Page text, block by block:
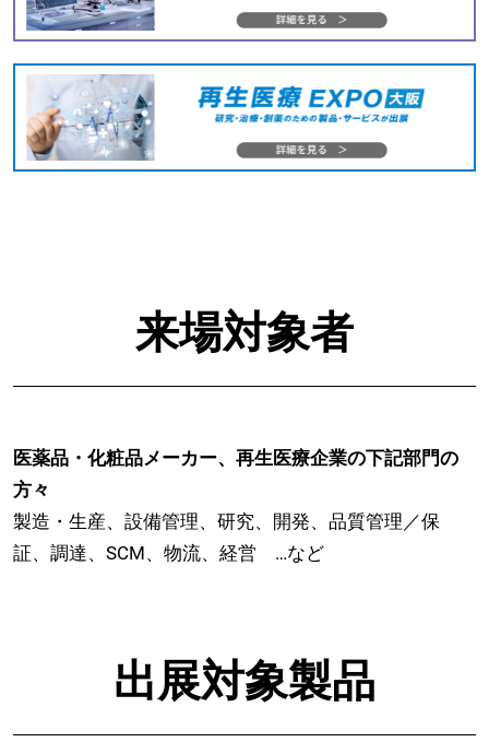
来場対象者
医薬品・化粧品メーカー、再生医療企業の下記部門の
方々
製造・生産、設備管理、研究、開発、品質管理／保
証、調達、SCM、物流、経営 …など
出展対象製品